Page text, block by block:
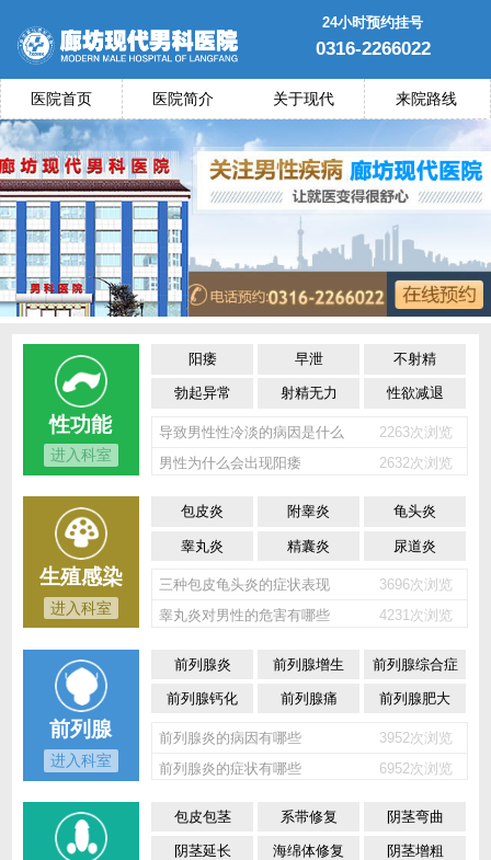
24小时预约挂号
0316-2266022
医院首页 医院简介 关于现代 来院路线
性功能
进入科室
阳痿 早泄 不射精
勃起异常 射精无力 性欲减退
导致男性性冷淡的病因是什么
2263次浏览
男性为什么会出现阳痿
2632次浏览
生殖感染
进入科室
包皮炎 附睾炎 龟头炎
睾丸炎 精囊炎 尿道炎
三种包皮龟头炎的症状表现
3696次浏览
睾丸炎对男性的危害有哪些
4231次浏览
前列腺
进入科室
前列腺炎 前列腺增生 前列腺综合症
前列腺钙化 前列腺痛 前列腺肥大
前列腺炎的病因有哪些
3952次浏览
前列腺炎的症状有哪些
6952次浏览
包皮包茎 系带修复 阴茎弯曲
阴茎延长 海绵体修复 阴茎增粗